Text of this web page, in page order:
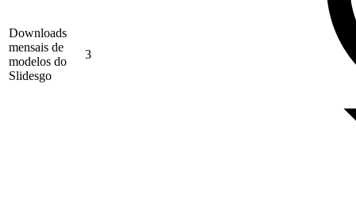
Downloads
mensais de
modelos do
Slidesgo
3